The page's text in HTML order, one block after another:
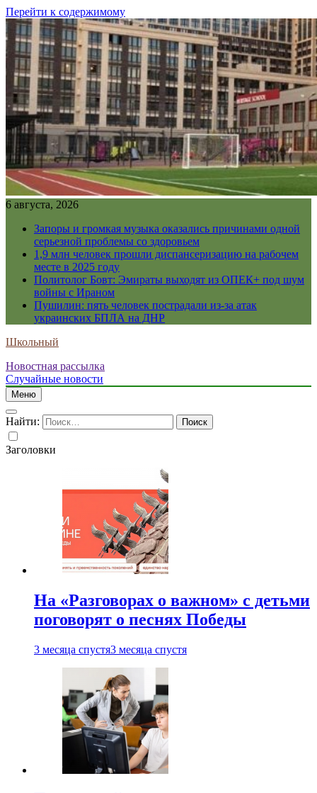
Перейти к содержимому
6 августа, 2026
Запоры и громкая музыка оказались причинами одной
серьезной проблемы со здоровьем
1,9 млн человек прошли диспансеризацию на рабочем
месте в 2025 году
Политолог Бовт: Эмираты выходят из ОПЕК+ под шум
войны с Ираном
Пушилин: пять человек пострадали из-за атак
украинских БПЛА на ДНР
Школьный
Новостная рассылка
Случайные новости
Меню
Найти:
Заголовки
На «Разговорах о важном» с детьми
поговорят о песнях Победы
3 месяца спустя3 месяца спустя